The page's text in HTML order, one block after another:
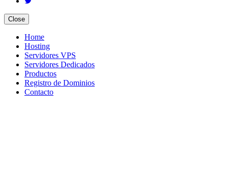
Close
Home
Hosting
Servidores VPS
Servidores Dedicados
Productos
Registro de Dominios
Contacto